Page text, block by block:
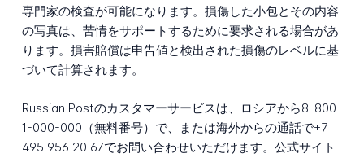
専門家の検査が可能になります。損傷した小包とその内容
の写真は、苦情をサポートするために要求される場合があ
ります。損害賠償は申告値と検出された損傷のレベルに基
づいて計算されます。
Russian Postのカスタマーサービスは、ロシアから8-800-
1-000-000（無料番号）で、または海外からの通話で+7
495 956 20 67でお問い合わせいただけます。公式サイト